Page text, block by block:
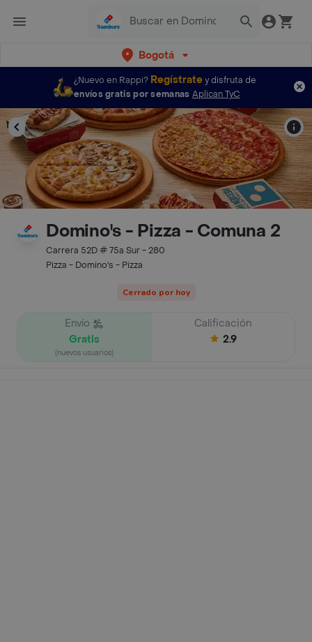
Bogotá
¿Nuevo en Rappi? Regístratey disfruta de
envíos gratis por semanas Aplican TyC
Domino's - Pizza - Comuna 2
Carrera 52D # 75a Sur - 280
Pizza - Domino's - Pizza
Cerrado por hoy
Envío
Gratis
(nuevos usuarios)
Calificación
2.9